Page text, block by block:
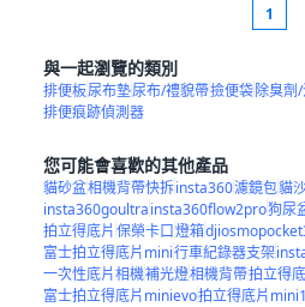
1
與一起瀏覽的類別
排便板尿布墊尿布/禮貌帶撿便袋除臭劑
排便痕跡偵測器
您可能會喜歡的其他產品
貓砂盆相機背帶快拆insta360濾鏡包貓
insta360goultrainsta360flow2pro狗尿
拍立得底片保榮卡口燈箱
富士拍立得底片mini行車紀錄器支架
一次性底片相機補光燈相機背帶拍立得
富士拍立得底片minievo拍立得底片